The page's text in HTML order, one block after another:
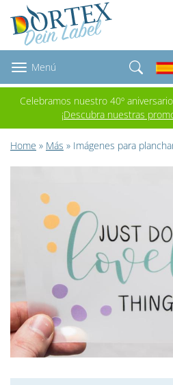
Menú
Celebramos nuestro 40º
¡Descubra nuestras
Home » Más » Imágenes para